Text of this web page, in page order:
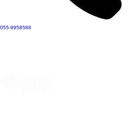
055-9958588